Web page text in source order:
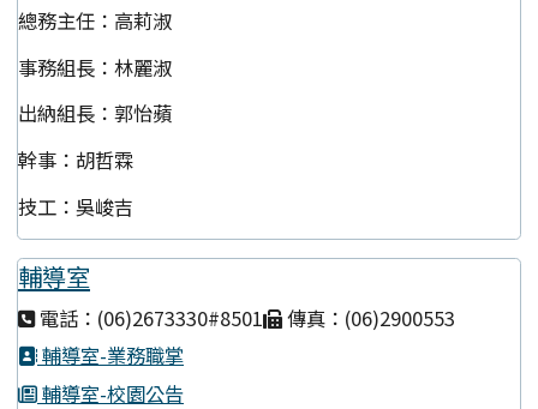
總務主任：高莉淑
事務組長：林麗淑
出納組長：郭怡蘋
幹事：胡哲霖
技工：吳峻吉
輔導室
電話：(06)2673330#8501
傳真：(06)2900553
輔導室-業務職掌
輔導室-校園公告